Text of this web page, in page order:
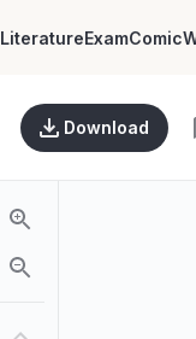
LiteratureExamComic
Download